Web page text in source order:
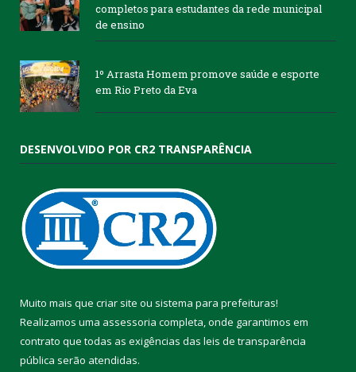
completos para estudantes da rede municipal
de ensino
1º Arrasta Homem promove saúde e esporte
em Rio Preto da Eva
DESENVOLVIDO POR CR2 TRANSPARÊNCIA
Muito mais que criar site ou sistema para prefeituras!
Realizamos uma assessoria completa, onde garantimos em
contrato que todas as exigências das leis de transparência
pública serão atendidas.